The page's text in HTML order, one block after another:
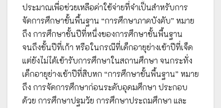
ประมาณเพื่อช่วยเหลือค่าใช้จ่ายที่จำเป็นสำหรับการ
จัดการศึกษาขั้นพื้นฐาน “การศึกษาภาคบังคับ” หมาย
ถึง การศึกษาชั้นปีที่หนึ่งของการศึกษาขั้นพื้นฐาน
จนถึงชั้นปีที่เก้า หรือในกรณีที่เด็กอายุย่างเข้าปีที่เจ็ด
แต่ยังไม่ได้เข้ารับการศึกษาในสถานศึกษา จนกระทั่ง
เด็กอายุย่างเข้าปีที่สิบหก “การศึกษาขั้นพื้นฐาน” หมาย
ถึง การจัดการศึกษาก่อนระดับอุดมศึกษา ประกอบ
ด้วย การศึกษาปฐมวัย การศึกษาประถมศึกษา และ